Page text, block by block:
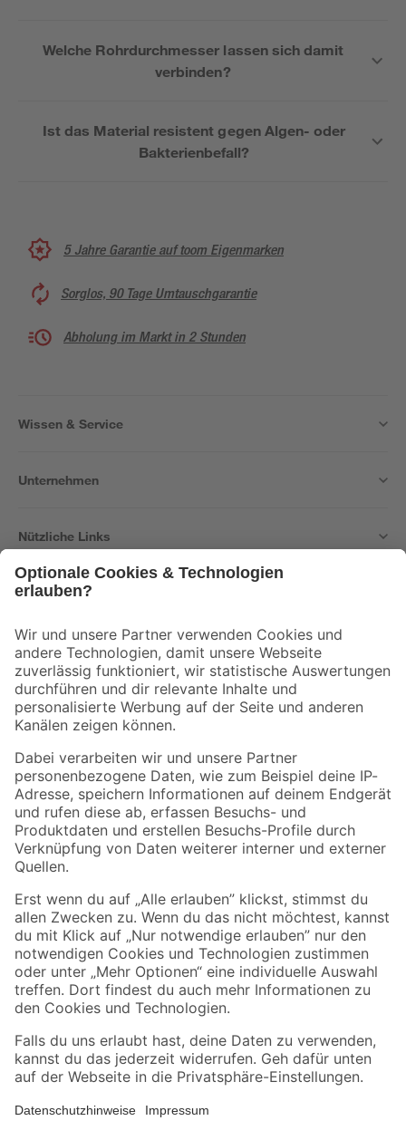
Welche Rohrdurchmesser lassen sich damit
verbinden?
Ist das Material resistent gegen Algen- oder
Bakterienbefall?
5 Jahre Garantie auf toom Eigenmarken
Sorglos, 90 Tage Umtauschgarantie
Abholung im Markt in 2 Stunden
Wissen & Service
Unternehmen
Nützliche Links
Der toom Newsletter: Keine Angebote und Aktionen mehr verpassen!
Zur Newsletter Anmeldung
Folge uns
Zahlungsarten Versandarten
Sicher einkaufen
Jetzt die toom-App herunterladen
Alle Preisangaben in EUR inkl. gesetzl. MwSt.. Die dargestellten Angebote sind unter
Umständen nicht in allen Märkten verfügbar. Die angegebenen Verfügbarkeiten beziehen
Produkte nur solange der Vorrat reicht.
*Paketversand ab 59 € versandkostenfrei, gilt nicht für Artikel mit Speditionsversand, hier